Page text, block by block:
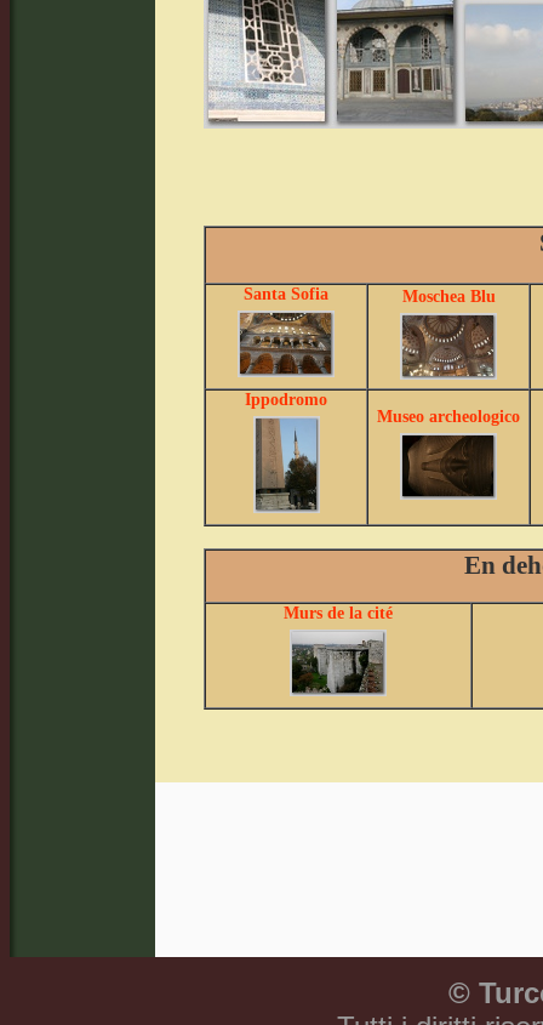
Santa Sofia Moschea Blu
Ippodromo
Museo archeologico
En
Murs de la cité
©